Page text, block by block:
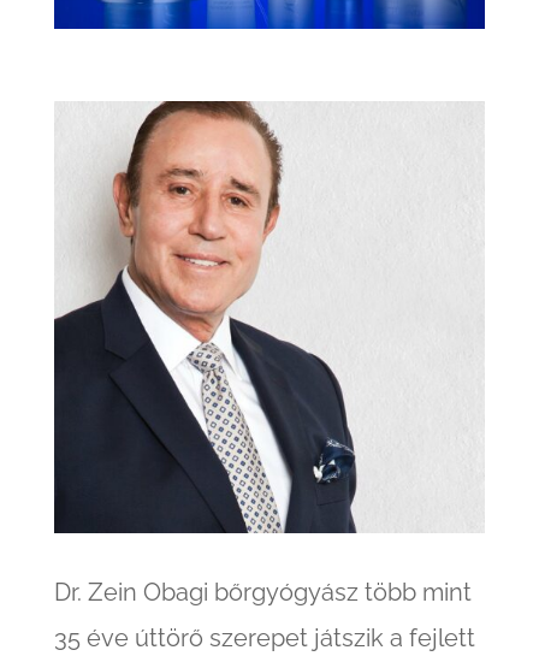
Dr. Zein Obagi bőrgyógyász több mint
35 éve úttörő szerepet játszik a fejlett